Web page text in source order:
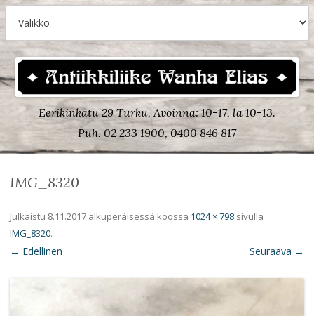
Eerikinkatu 29 Turku, Avoinna: 10-17, la 10-13.
Puh. 02 233 1900, 0400 846 817
IMG_8320
Julkaistu 8.11.2017 alkuperäisessä koossa 1024 × 798 sivulla
IMG_8320.
← Edellinen Seuraava →